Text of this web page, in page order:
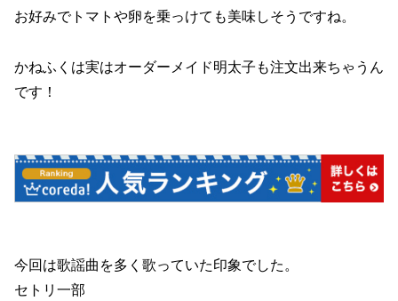
お好みでトマトや卵を乗っけても美味しそうですね。
かねふくは実はオーダーメイド明太子も注文出来ちゃうん
です！
今回は歌謡曲を多く歌っていた印象でした。
セトリ一部